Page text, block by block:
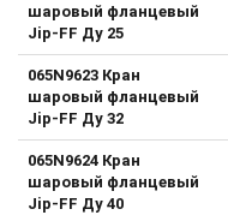
шаровый фланцевый
Jip-FF Ду 25
065N9623 Кран
шаровый фланцевый
Jip-FF Ду 32
065N9624 Кран
шаровый фланцевый
Jip-FF Ду 40